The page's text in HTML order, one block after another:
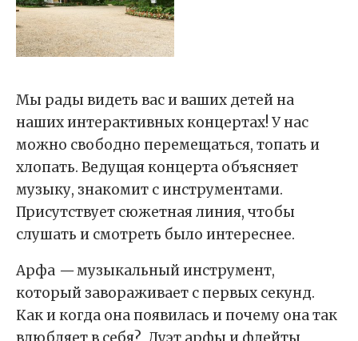
Мы рады видеть вас и ваших детей на
наших интерактивных концертах! У нас
можно свободно перемещаться, топать и
хлопать. Ведущая концерта объясняет
музыку, знакомит с инструментами.
Присутствует сюжетная линия, чтобы
слушать и смотреть было интереснее.
Арфа —музыкальный инструмент,
который завораживает с первых секунд.
Как и когда она появилась и почему она так